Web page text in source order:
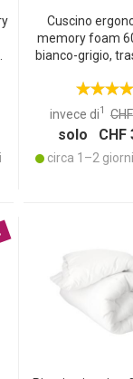
Cuscino
memory foam
bianco-grigio,
riposante e
collo
invece di1
solo CHF
circa 1–2